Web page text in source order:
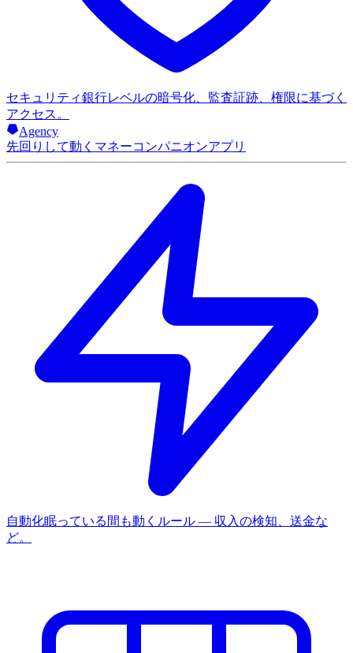
セキュリティ銀行レベルの暗号化、監査証跡、権限に基づく
アクセス。
Agency
先回りして動くマネーコンパニオンアプリ
自動化眠っている間も動くルール — 収入の検知、送金な
ど。